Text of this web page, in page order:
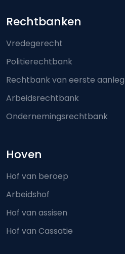
Footer-menu
Rechtbanken
Vredegerecht
Politierechtbank
Rechtbank van eerste aanleg
Arbeidsrechtbank
Ondernemingsrechtbank
Hoven
Hof van beroep
Arbeidshof
Hof van assisen
Hof van Cassatie